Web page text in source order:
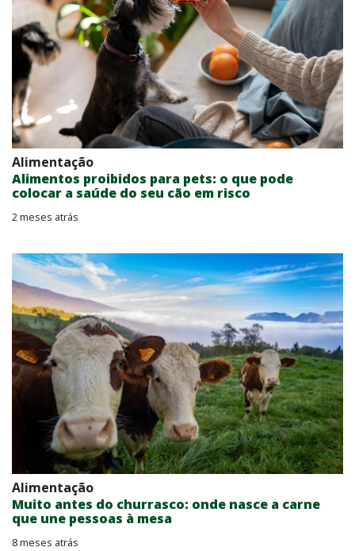
Alimentação
Alimentos proibidos para pets: o que pode
colocar a saúde do seu cão em risco
2 meses atrás
Alimentação
Muito antes do churrasco: onde nasce a carne
que une pessoas à mesa
8 meses atrás